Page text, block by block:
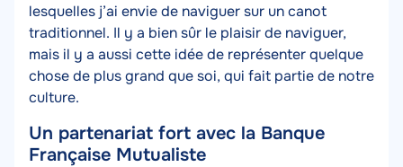
lesquelles j’ai envie de naviguer sur un canot
traditionnel. Il y a bien sûr le plaisir de naviguer,
mais il y a aussi cette idée de représenter quelque
chose de plus grand que soi, qui fait partie de notre
culture.
Un partenariat fort avec la Banque
Française Mutualiste